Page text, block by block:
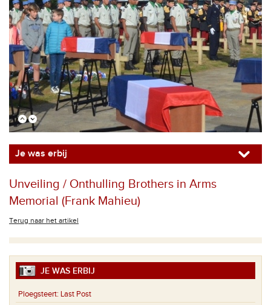
Je was erbij
Unveiling / Onthulling Brothers in Arms
Memorial (Frank Mahieu)
Terug naar het artikel
JE WAS ERBIJ
Ploegsteert: Last Post